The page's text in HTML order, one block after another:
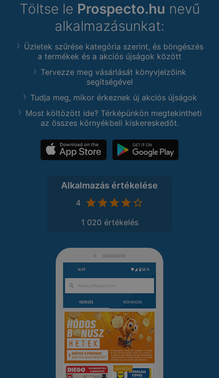
Töltse le Prospecto.hu nevű
alkalmazásunkat:
Üzletek szűrése kategória szerint, és böngészés
a termékek és a akciós újságok között
Tervezze meg vásárlását könyvjelzőink
segítségével
Tudja meg, mikor érkeznek új akciós újságok
Most költözött ide? Térképünkön megtekintheti
az összes környékbeli kiskereskedőt.
Alkalmazás értékelése
4
1 020 értékelés